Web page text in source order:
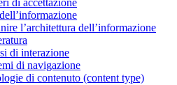
l’architettura dell’informazione
di interazione
di navigazione
di contenuto (content type)